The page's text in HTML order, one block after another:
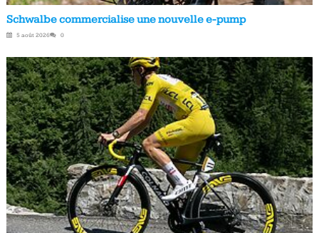
Schwalbe commercialise une nouvelle e-pump
5 août 2026 0